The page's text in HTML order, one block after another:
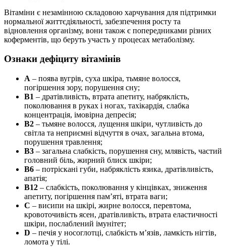
Вітаміни є незамінною складовою харчування для підтримки
нормальної життєдіяльності, забезпечення росту та
відновлення організму, вони також є попередниками різних
коферментів, що беруть участь у процесах метаболізму.
Ознаки дефіциту вітамінів
А – поява вугрів, суха шкіра, тьмяне волосся,
погіршення зору, порушення сну;
B1 – дратівливість, втрата апетиту, набряклість,
поколювання в руках і ногах, тахікардія, слабка
концентрація, імовірна депресія;
B2 – тьмяне волосся, лущення шкіри, чутливість до
світла та неприємні відчуття в очах, загальна втома,
порушення травлення;
B3 – загальна слабкість, порушення сну, млявість, частий
головний біль, жирний блиск шкіри;
В6 – потріскані губи, набряклість язика, дратівливість,
апатія;
В12 – слабкість, поколювання у кінцівках, зниження
апетиту, погіршення пам’яті, втрата ваги;
С – висипи на шкірі, жирне волосся, перевтома,
кровоточивість ясен, дратівливість, втрата еластичності
шкіри, послаблений імунітет;
D – печія у носоглотці, слабкість м’язів, ламкість нігтів,
ломота у тілі.